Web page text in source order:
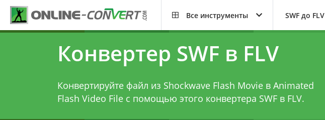
Все инструменты SWF до FLV
Конвертер SWF в FLV
Конвертируйте файл из Shockwave Flash Movie в Animated
Flash Video File с помощью этого конвертера SWF в FLV.